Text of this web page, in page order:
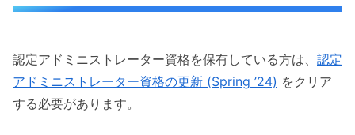
認定アドミニストレーター資格を保有している方は、 認定
アドミニストレーター資格の更新 (Spring ’24) をクリア
する必要があります。